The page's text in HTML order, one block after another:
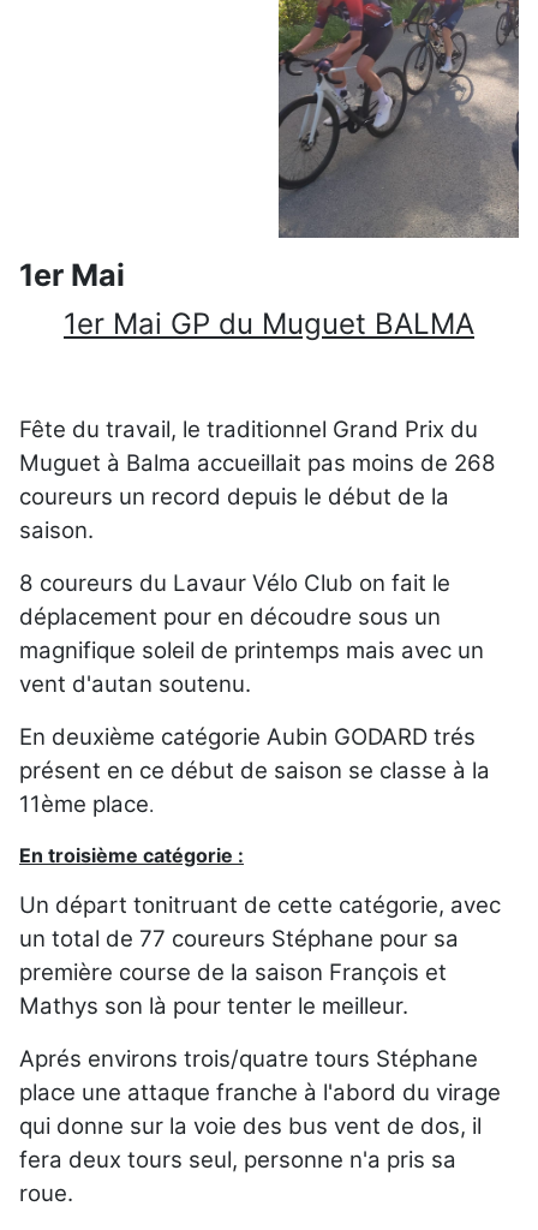
1er Mai
1er Mai GP du Muguet BALMA
Fête du travail, le traditionnel Grand Prix du
Muguet à Balma accueillait pas moins de 268
coureurs un record depuis le début de la
saison.
8 coureurs du Lavaur Vélo Club on fait le
déplacement pour en découdre sous un
magnifique soleil de printemps mais avec un
vent d'autan soutenu.
En deuxième catégorie Aubin GODARD trés
présent en ce début de saison se classe à la
11ème place.
En troisième catégorie :
Un départ tonitruant de cette catégorie, avec
un total de 77 coureurs Stéphane pour sa
première course de la saison François et
Mathys son là pour tenter le meilleur.
Aprés environs trois/quatre tours Stéphane
place une attaque franche à l'abord du virage
qui donne sur la voie des bus vent de dos, il
fera deux tours seul, personne n'a pris sa
roue.